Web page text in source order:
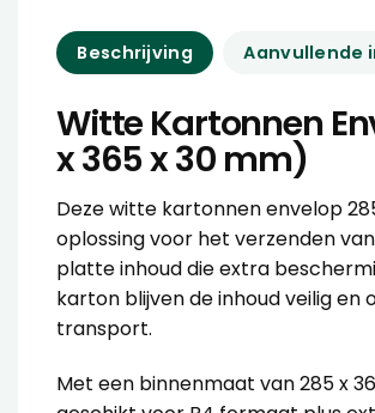
Beschrijving Aanvullende
Witte Kartonnen
x 365 x 30 mm)
Deze witte kartonnen envelop
oplossing voor het verzenden
platte inhoud die extra
karton blijven de inhoud veilig en
transport.
Met een binnenmaat van 285 x